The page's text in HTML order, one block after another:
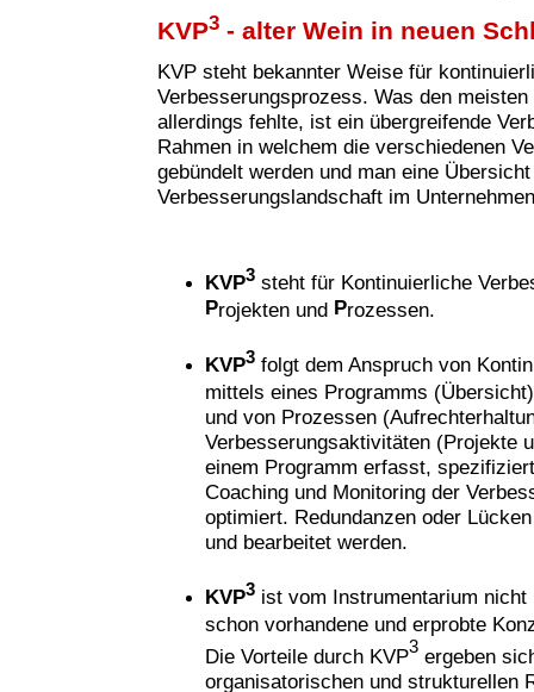
KVP3 - alter Wein in neuen
KVP steht bekannter Weise für
Verbesserungsprozess. Was den
allerdings fehlte, ist ein übergreifende
Rahmen in welchem die verschiedenen
gebündelt werden und man eine
Verbesserungslandschaft im
KVP3 steht für Kontinuierliche
Projekten und Prozessen.
KVP3 folgt dem Anspruch von
mittels eines Programms
und von Prozessen
Verbesserungsaktivitäten (Projekte
einem Programm erfasst,
Coaching und Monitoring der
optimiert. Redundanzen oder
und bearbeitet werden.
KVP3 ist vom Instrumentarium
schon vorhandene und erprobte
Die Vorteile durch KVP3 ergeben
organisatorischen und strukturellen